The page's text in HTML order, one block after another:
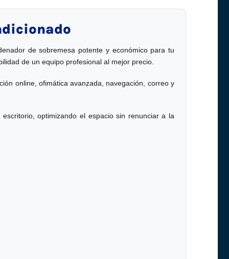
de sobremesa potente y económico para tu
de un equipo profesional al mejor precio.
online, ofimática avanzada, navegación, correo y
optimizando el espacio sin renunciar a la